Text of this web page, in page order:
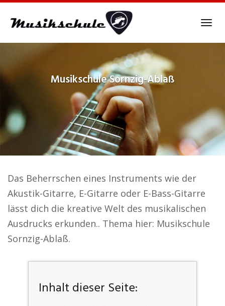
MusikschuleSornzig-Ablaß
Das Beherrschen eines Instruments wie der
Akustik-Gitarre, E-Gitarre oder E-Bass-Gitarre
lässt dich die kreative Welt des musikalischen
Ausdrucks erkunden.. Thema hier: Musikschule
Sornzig-Ablaß.
Inhalt dieser Seite: